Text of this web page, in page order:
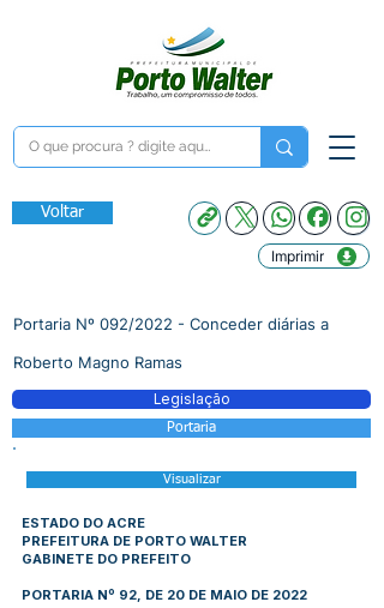
Voltar
Imprimir
Portaria Nº 092/2022 - Conceder diárias a
Roberto Magno Ramas
Legislação
Portaria
Visualizar
ESTADO DO ACRE
PREFEITURA DE PORTO WALTER
GABINETE DO PREFEITO
PORTARIA Nº 92, DE 20 DE MAIO DE 2022